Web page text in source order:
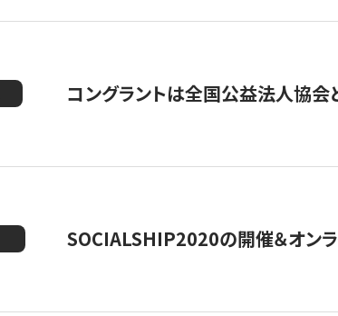
コングラントは全国公益法人協会
SOCIALSHIP2020の開催＆オン